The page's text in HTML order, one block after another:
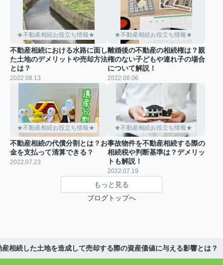
★不動産相続お役立ち情報★
不動産相続における水路に面し
た土地のデメリットや売却方法
とは？
2022.08.13
★不動産相続お役立ち情報★
離婚後の不動産の相続権は？親
権のない子どもや連れ子の場合
について解説！
2022.08.06
★不動産相続お役立ち情報★
不動産相続の代償分割とは？お
金を支払って清算できる？
2022.07.23
★不動産相続お役立ち情報★
事故物件を不動産相続する際の
相続税や判断基準は？デメリッ
トも解説！
2022.07.19
もっと見る
ブログトップへ
産相続した土地を造成して売却する際の資産価値に与える影響とは？